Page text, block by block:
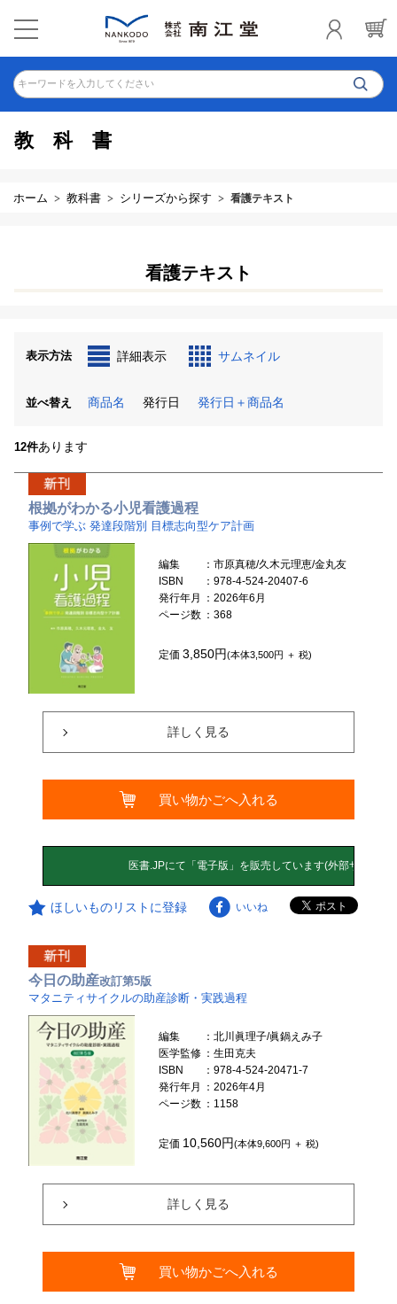
キーワードを入力してください
教科書
ホーム 教科書 シリーズから探す 看護テキスト
看護テキスト
表示方法 詳細表示 サムネイル
並べ替え 商品名 発行日 発行日＋商品名
12件あります
根拠がわかる小児看護過程
事例で学ぶ 発達段階別 目標志向型ケア計画
編集
：市原真穂/久木元理恵/金丸友
ISBN
：978-4-524-20407-6
発行年月
：2026年6月
ページ数 ：368
定価3,850円(本体3,500円 ＋ 税)
詳しく見る
買い物かごへ入れる
ほしいものリストに登録 いいね
今日の助産改訂第5版
マタニティサイクルの助産診断・実践過程
編集
：北川眞理子/眞鍋えみ子
医学監修 ：生田克夫
ISBN
：978-4-524-20471-7
発行年月
：2026年4月
ページ数 ：1158
定価 10,560円(本体9,600円 ＋ 税)
詳しく見る
買い物かごへ入れる